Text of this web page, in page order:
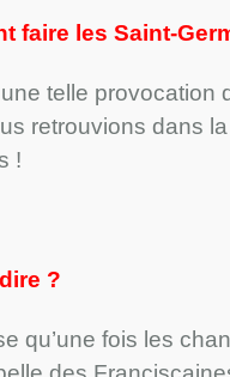
faire les Saint-
telle provocation
retrouvions dans
!
?
qu’une fois les